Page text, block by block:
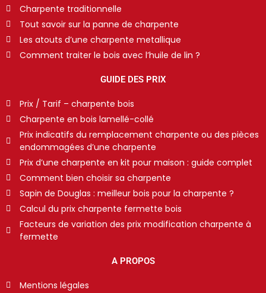
Charpente traditionnelle
Tout savoir sur la panne de charpente
Les atouts d’une charpente metallique
Comment traiter le bois avec l’huile de lin ?
GUIDE DES PRIX
Prix / Tarif – charpente bois
Charpente en bois lamellé-collé
Prix indicatifs du remplacement charpente ou des pièces
endommagées d’une charpente
Prix d’une charpente en kit pour maison : guide complet
Comment bien choisir sa charpente
Sapin de Douglas : meilleur bois pour la charpente ?
Calcul du prix charpente fermette bois
Facteurs de variation des prix modification charpente à
fermette
A PROPOS
Mentions légales